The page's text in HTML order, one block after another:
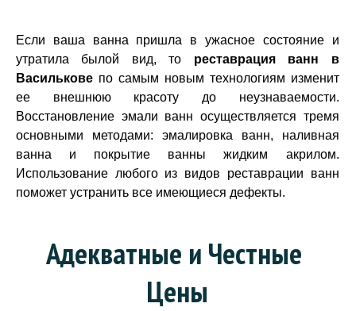
Если ваша ванна пришла в ужасное состояние и
утратила былой вид, то реставрация ванн в
Василькове по самым новым технологиям изменит
ее внешнюю красоту до неузнаваемости.
Восстановление эмали ванн осуществляется тремя
основными методами: эмалировка ванн, наливная
ванна и покрытие ванны жидким акрилом.
Использование любого из видов реставрации ванн
поможет устранить все имеющиеся дефекты.
Адекватные и Честные
Цены